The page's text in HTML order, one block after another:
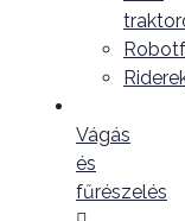
Vágás
és
fűrészelés